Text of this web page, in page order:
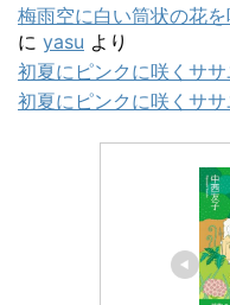
梅雨空に白い筒状の花を
に yasu より
初夏にピンクに咲くササ
初夏にピンクに咲くササ